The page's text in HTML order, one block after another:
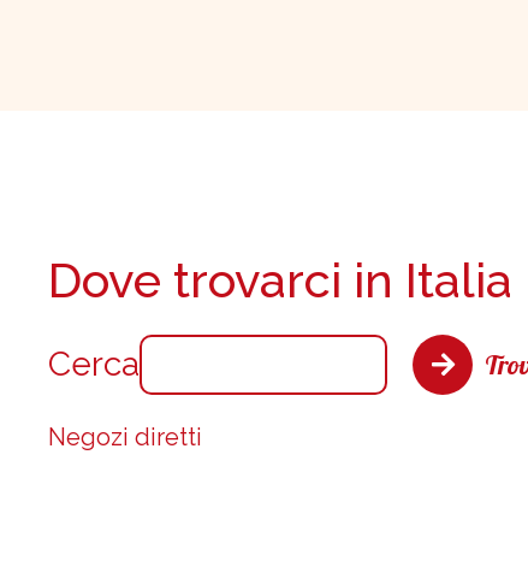
Cerca
Dove trovarci in Italia
Negozi diretti